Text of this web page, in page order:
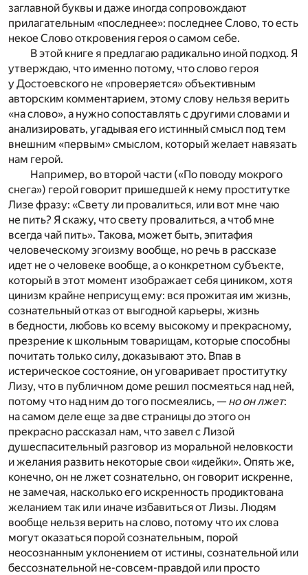
заглавной буквы и даже иногда сопровождают
прилагательным «последнее»: последнее Слово, то есть
некое Слово откровения героя о самом себе.
В этой книге я предлагаю радикально иной подход. Я
утверждаю, что именно потому, что слово героя
у Достоевского не «проверяется» объективным
авторским комментарием, этому слову нельзя верить
«на слово», а нужно сопоставлять с другими словами и
анализировать, угадывая его истинный смысл под тем
внешним «первым» смыслом, который желает навязать
нам герой.
Например, во второй части («По поводу мокрого
снега») герой говорит пришедшей к нему проститутке
Лизе фразу: «Свету ли провалиться, или вот мне чаю
не пить? Я скажу, что свету провалиться, а чтоб мне
всегда чай пить». Такова, может быть, эпитафия
человеческому эгоизму вообще, но речь в рассказе
идет не о человеке вообще, а о конкретном субъекте,
который в этот момент изображает себя циником, хотя
цинизм крайне неприсущ ему: вся прожитая им жизнь,
сознательный отказ от выгодной карьеры, жизнь
в бедности, любовь ко всему высокому и прекрасному,
презрение к школьным товарищам, которые способны
почитать только силу, доказывают это. Впав в
истерическое состояние, он уговаривает проститутку
Лизу, что в публичном доме решил посмеяться над ней,
потому что над ним до того посмеялись, — но он лжет:
на самом деле еще за две страницы до этого он
прекрасно рассказал нам, что завел с Лизой
душеспасительный разговор из моральной неловкости
и желания развить некоторые свои «идейки». Опять же,
конечно, он не лжет сознательно, он говорит искренне,
не замечая, насколько его искренность продиктована
желанием так или иначе избавиться от Лизы. Людям
вообще нельзя верить на слово, потому что их слова
могут оказаться порой сознательным, порой
неосознанным уклонением от истины, сознательной или
бессознательной не-совсем-правдой или просто